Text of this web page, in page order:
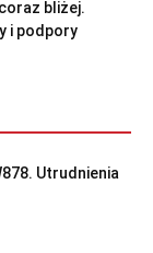
bliżej.
i podpory
Utrudnienia